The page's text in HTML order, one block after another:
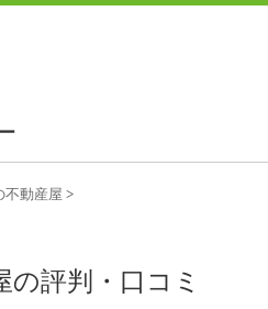
不動産屋 >
の評判・口コミ